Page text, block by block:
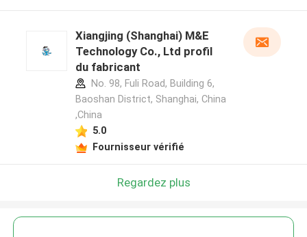
Xiangjing (Shanghai) M&E
Technology Co., Ltd profil
du fabricant
No. 98, Fuli Road, Building 6,
Baoshan District, Shanghai, China
,China
5.0
Fournisseur vérifié
Regardez plus